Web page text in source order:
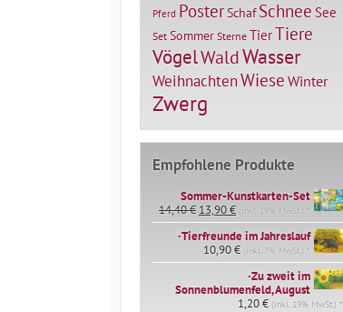
Pferd PosterSchaf Schnee See
Set Sommer Sterne TierTiere
VögelWaldWasser
WeihnachtenWiese Winter
Zwerg
Empfohlene Produkte
Sommer-Kunstkarten-Set
14,40€ Ursprünglicher
Preis
war:
14,40 €
13,90€Aktueller
Preis
ist:
13,90 €.
(inkl. 19% MwSt.) *
∙Tierfreunde im Jahreslauf
10,90€ (inkl. 7% MwSt.) *
∙Zu zweit im
Sonnenblumenfeld, August
1,20€ (inkl. 19% MwSt.) *